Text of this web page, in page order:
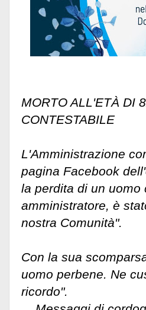
MORTO ALL'ETÀ DI
CONTESTABILE
L'Amministrazione
pagina Facebook
la perdita di un uomo
amministratore, è
nostra Comunità".
Con la sua
uomo perbene. Ne
ricordo".